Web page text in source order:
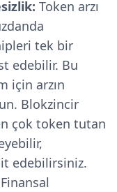
Token arzı
tek bir
edebilir. Bu
için arzın
Blokzincir
çok token tutan
edebilirsiniz.
Finansal